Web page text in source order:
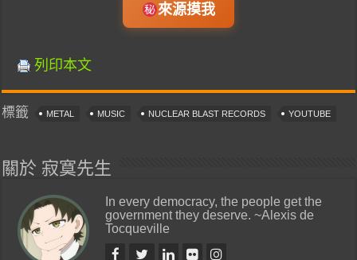
來源摸我
列印本文
標籤 METAL MUSIC NUCLEAR BLAST RECORDS YOUTUBE
關於 寂寞先生
In every democracy, the people get the
government they deserve. ~Alexis de
Tocqueville